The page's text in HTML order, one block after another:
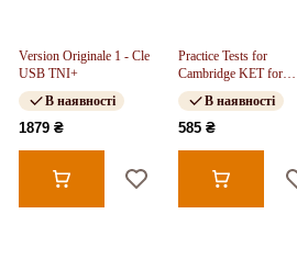
Version Originale 1 - Cle
USB TNI+
В наявності
1879 ₴
Practice Tests for
Cambridge KET for
Schools Audio CDs (3)
В наявності
585 ₴